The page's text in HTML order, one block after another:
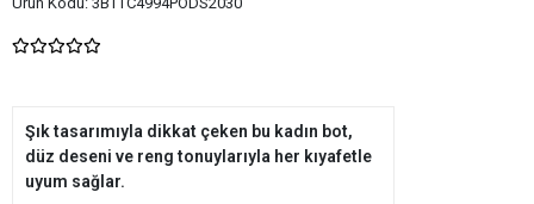
Şık tasarımıyla dikkat çeken bu kadın bot,
düz deseni ve reng tonuylarıyla her kıyafetle
uyum sağlar.